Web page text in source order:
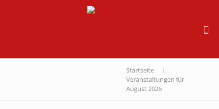
Startseite
Veranstaltungen für
August 2026